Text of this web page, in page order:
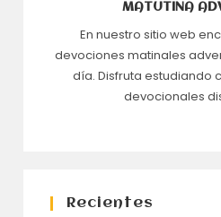
MATUTINA
En nuestro sitio web
devociones matinales
día. Disfruta estudiando
devocionales
Recientes